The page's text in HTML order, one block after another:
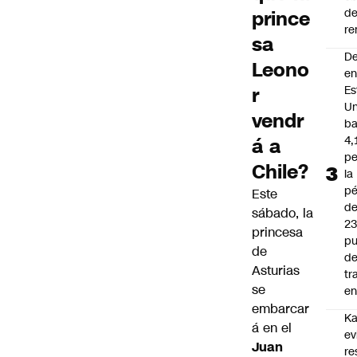
prince
sa
Leono
r
vendr
á a
Chile?
Este
sábado, la
princesa
de
Asturias
se
embarcar
á en el
Juan
de
en
la
de
de